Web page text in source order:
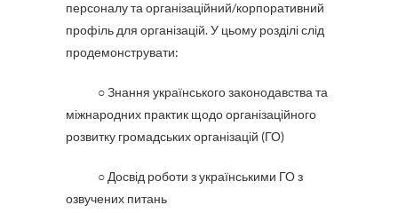
персоналу та організаційний/корпоративний
профіль для організацій. У цьому розділі слід
продемонструвати:
○ Знання українського законодавства та
міжнародних практик щодо організаційного
розвитку громадських організацій (ГО)
○ Досвід роботи з українськими ГО з
озвучених питань